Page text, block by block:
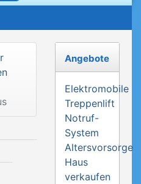
Angebote
Elektromobile
Treppenlift
Notruf-
System
Altersvorsorge
Haus
verkaufen